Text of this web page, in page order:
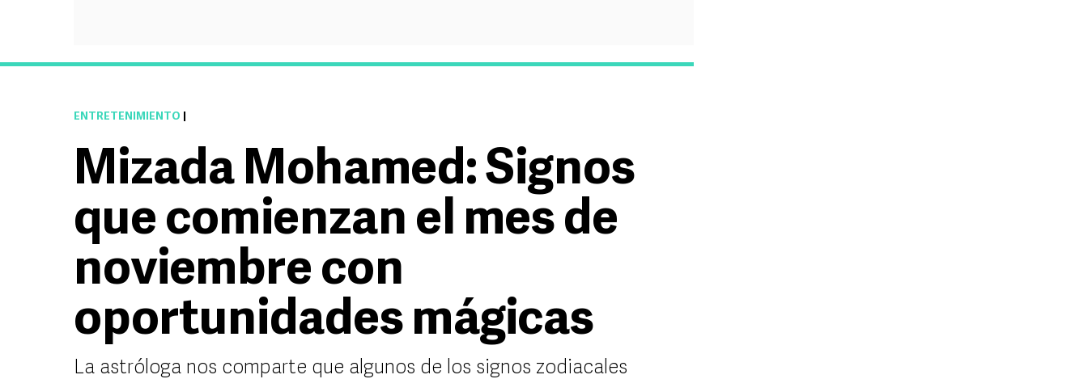
ENTRETENIMIENTO
Mizada Mohamed: Signos
que comienzan el mes de
noviembre con
oportunidades mágicas
La astróloga nos comparte que algunos de los signos zodiacales